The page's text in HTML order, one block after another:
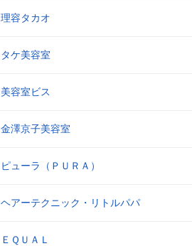
理容タカオ
タケ美容室
美容室ビス
金澤京子美容室
ピューラ（ＰＵＲＡ）
ヘアーテクニック・リトルパパ
ＥＱＵＡＬ